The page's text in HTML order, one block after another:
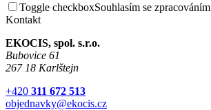
Toggle checkboxSouhlasím se zpracováním
Kontakt
EKOCIS, spol. s.r.o.
Bubovice 61
267 18 Karlštejn
+420 311 672 513
objednavky@ekocis.cz